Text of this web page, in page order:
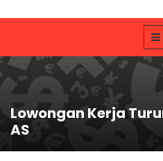
Lowongan Kerja
AS